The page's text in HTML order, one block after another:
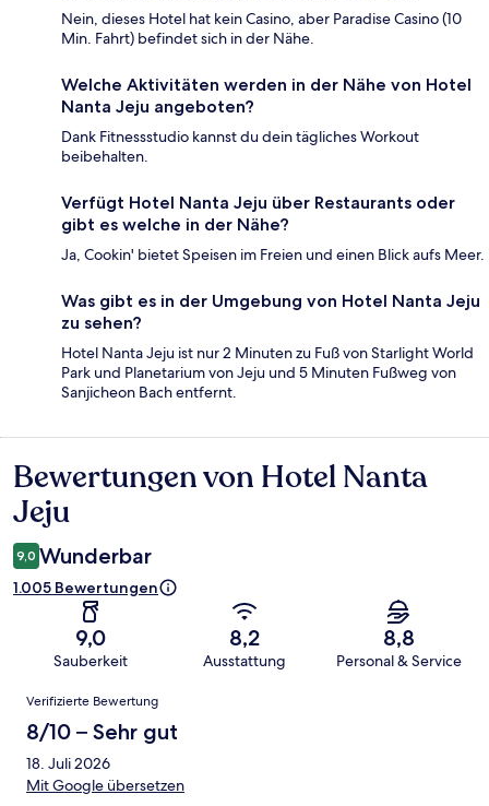
Nein, dieses Hotel hat kein Casino, aber Paradise Casino (10
Min. Fahrt) befindet sich in der Nähe.
Welche Aktivitäten werden in der Nähe von Hotel
Nanta Jeju angeboten?
Dank Fitnessstudio kannst du dein tägliches Workout
beibehalten.
Verfügt Hotel Nanta Jeju über Restaurants oder
gibt es welche in der Nähe?
Ja, Cookin' bietet Speisen im Freien und einen Blick aufs Meer.
Was gibt es in der Umgebung von Hotel Nanta Jeju
zu sehen?
Hotel Nanta Jeju ist nur 2 Minuten zu Fuß von Starlight World
Park und Planetarium von Jeju und 5 Minuten Fußweg von
Sanjicheon Bach entfernt.
Bewertungen
Bewertungen von Hotel Nanta
Jeju
9,0 Wunderbar
1.005 Bewertungen
9,0
Sauberkeit
8,2
Ausstattung
8,8
Personal & Service
Bewertungen
Verifizierte Bewertung
8/10 – Sehr gut
18. Juli 2026
Mit Google übersetzen